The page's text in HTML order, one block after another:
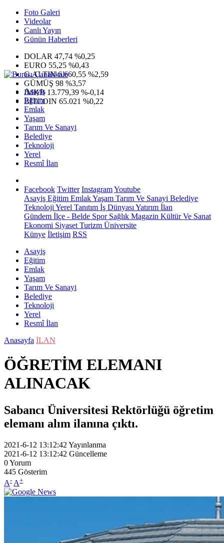
Foto Galeri
Videolar
Canlı Yayın
Günün Haberleri
DOLAR 47,74 %0,25
EURO 55,25 %0,43
G.ALTIN6.660,55 %2,59
GÜMÜŞ 98 %3,57
IMKB 13.779,39 %-0,14
BITCOIN 65.021 %0,22
Asayiş
Eğitim
Emlak
Yaşam
Tarım Ve Sanayi
Belediye
Teknoloji
Yerel
Resmî İlan
Facebook Twitter InstagramYoutube
Asayiş Eğitim EmlakYaşam Tarım Ve Sanayi Belediye
Teknoloji Yerel Tanıtım İş Dünyası Yatırım İlan
Gündem İlçe - Belde SporSağlık Magazin Kültür Ve Sanat
Ekonomi Siyaset Turizm Üniversite
Künye İletişim RSS
Asayiş
Eğitim
Emlak
Yaşam
Tarım Ve Sanayi
Belediye
Teknoloji
Yerel
Resmî İlan
Anasayfa İLAN
ÖĞRETİM ELEMANI
ALINACAK
Sabancı Üniversitesi Rektörlüğü öğretim
elemanı alım ilanına çıktı.
2021-6-12 13:12:42 Yayınlanma
2021-6-12 13:12:42 Güncelleme
0Yorum
445 Gösterim
A- A+